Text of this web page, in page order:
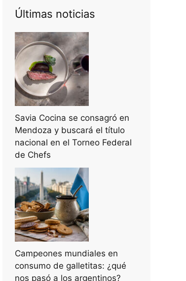
Últimas noticias
Savia Cocina se consagró en
Mendoza y buscará el título
nacional en el Torneo Federal
de Chefs
Campeones mundiales en
consumo de galletitas: ¿qué
nos pasó a los argentinos?